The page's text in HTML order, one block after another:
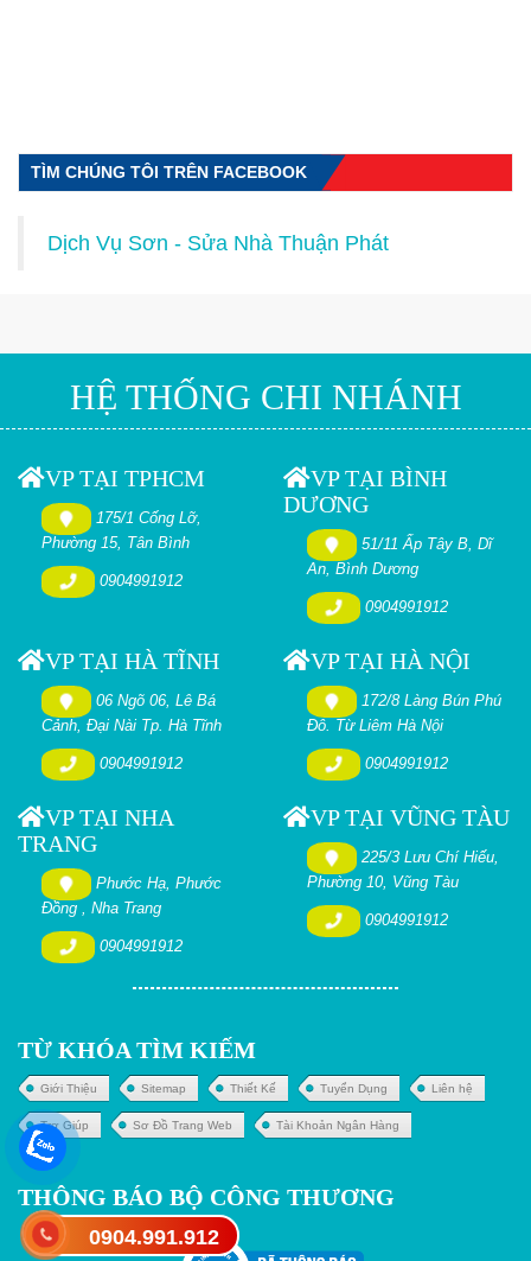
TÌM CHÚNG TÔI TRÊN FACEBOOK
Dịch Vụ Sơn - Sửa Nhà Thuận Phát
HỆ THỐNG CHI NHÁNH
VP TẠI TPHCM
175/1 Cống Lỡ,
Phường 15, Tân Bình
0904991912
VP TẠI BÌNH
DƯƠNG
51/11 Ấp Tây B, Dĩ
An, Bình Dương
0904991912
VP TẠI HÀ TĨNH
06 Ngõ 06, Lê Bá
Cảnh, Đại Nài Tp. Hà Tĩnh
0904991912
VP TẠI HÀ NỘI
172/8 Làng Bún Phú
Đô. Từ Liêm Hà Nội
0904991912
VP TẠI NHA
TRANG
Phước Hạ, Phước
Đồng , Nha Trang
0904991912
VP TẠI VŨNG TÀU
225/3 Lưu Chí Hiếu,
Phường 10, Vũng Tàu
0904991912
TỪ KHÓA TÌM KIẾM
Giới Thiệu Sitemap Thiết Kế Tuyển Dụng Liên hệ
Trợ Giúp Sơ Đồ Trang Web Tài Khoản Ngân Hàng
THÔNG BÁO BỘ CÔNG THƯƠNG
0904.991.912